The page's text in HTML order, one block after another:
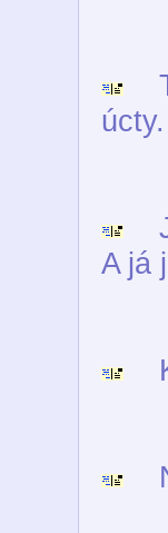
Ta
úcty.
Já
A já